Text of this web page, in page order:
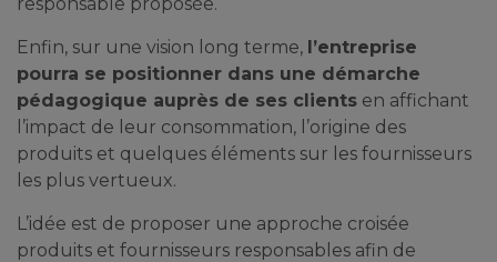
Enfin, sur une vision long terme, l’entreprise
pourra se positionner dans une démarche
pédagogique auprès de ses clients en affichant
l’impact de leur consommation, l’origine des
produits et quelques éléments sur les fournisseurs
les plus vertueux.
L’idée est de proposer une approche croisée
produits et fournisseurs responsables afin de